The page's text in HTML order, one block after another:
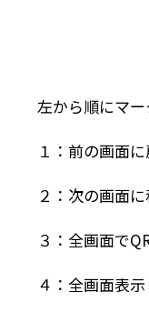
左から順にマー
１：前の画面
２：次の画面
３：全画面で
４：全画面表示